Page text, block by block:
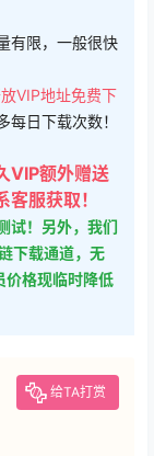
有限，一般很快
VIP地址免费下
日下载次数！
VIP额外赠送
服获取！
试！另外，我们
下载通道，无
价格现临时降低
给TA打赏